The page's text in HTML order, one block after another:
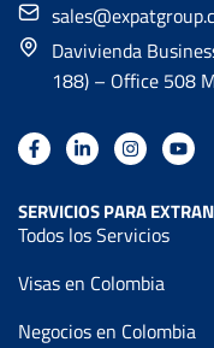
Davivienda
188) – Office 508
SERVICIOS PARA
Todos los Servicios
Visas en Colombia
Negocios en Colombia